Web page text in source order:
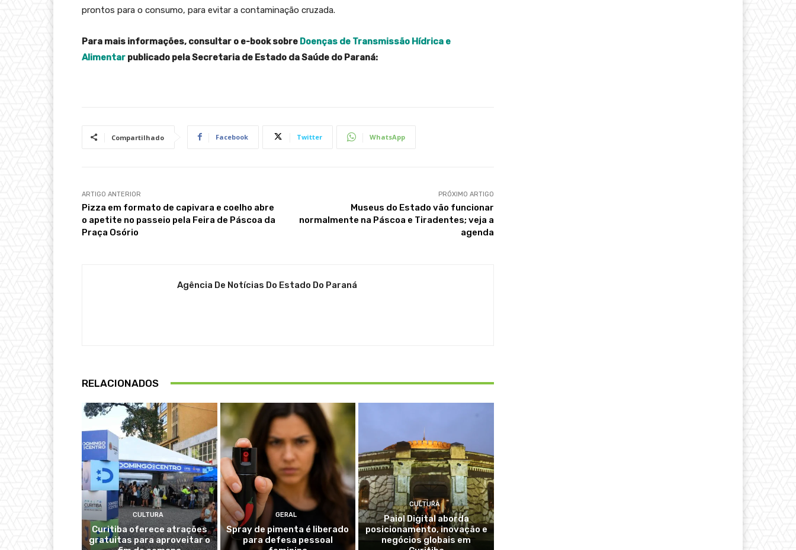
prontos para o consumo, para evitar a contaminação cruzada.
Para mais informações, consultar o e-book sobre Doenças de Transmissão Hídrica e
Alimentar publicado pela Secretaria de Estado da Saúde do Paraná:
Compartilhado Facebook Twitter WhatsApp
ARTIGO ANTERIOR
Pizza em formato de capivara e coelho abre
o apetite no passeio pela Feira de Páscoa da
Praça Osório
PRÓXIMO ARTIGO
Museus do Estado vão funcionar
normalmente na Páscoa e Tiradentes; veja a
agenda
Agência De Notícias Do Estado Do Paraná
RELACIONADOS
CULTURA
Curitiba oferece atrações
gratuitas para aproveitar o
GERAL
Spray de pimenta é liberado
para defesa pessoal
CULTURA
Paiol Digital aborda
posicionamento, inovação e
negócios globais em